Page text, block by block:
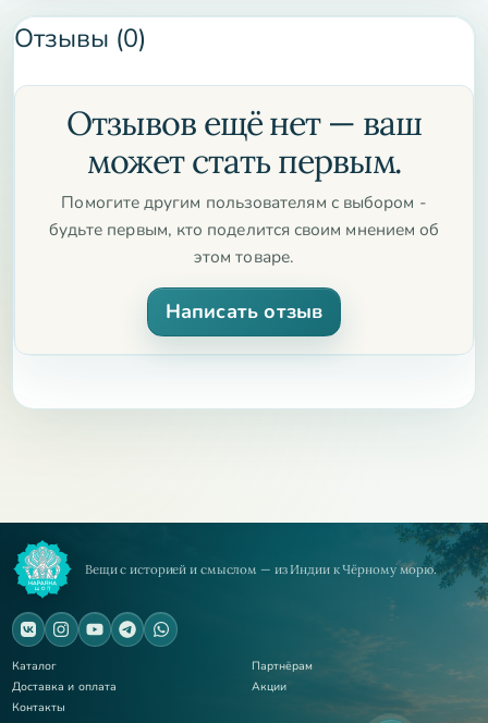
Отзывы (0)
Отзывов ещё нет — ваш
может стать первым.
Помогите другим пользователям с выбором -
будьте первым, кто поделится своим мнением об
этом товаре.
Написать отзыв
Вещи с историей и смыслом — из Индии к Чёрному морю.
Каталог
Партнёрам
Доставка и оплата
Акции
Контакты